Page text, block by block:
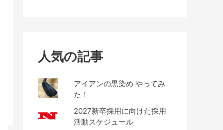
人気の記事
アイアンの黒染め やってみ
た！
2027新卒採用に向けた採用
活動スケジュール